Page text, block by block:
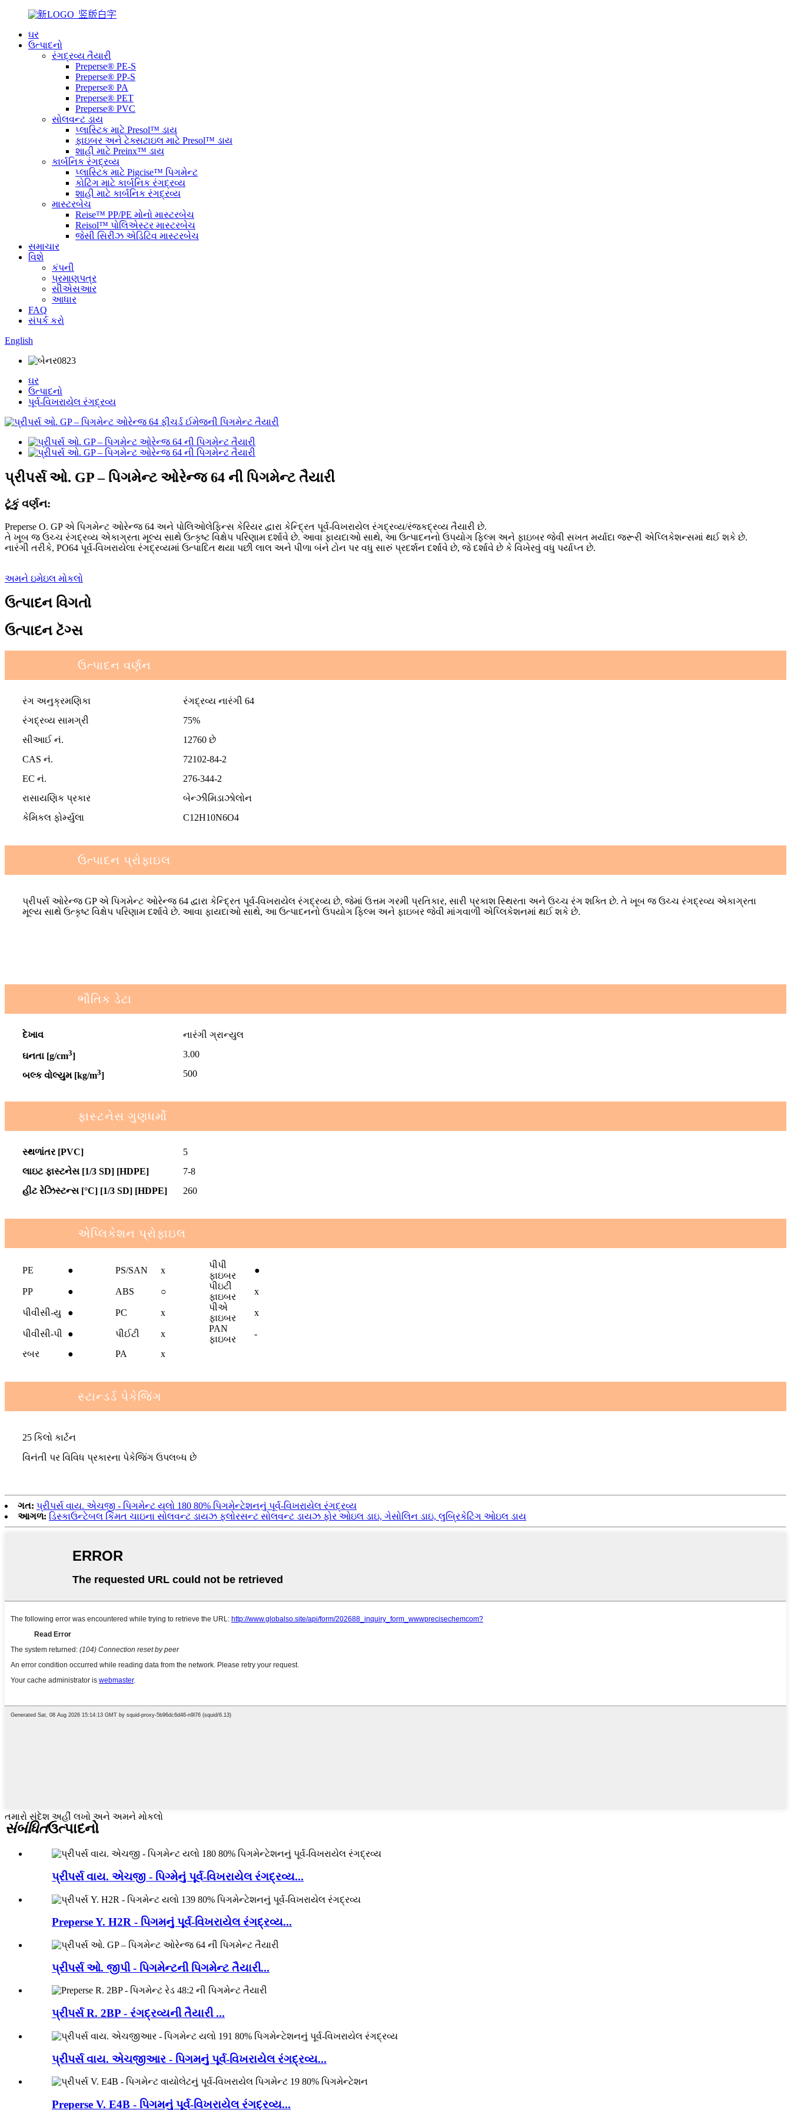
ઘર
ઉત્પાદનો
રંગદ્રવ્ય તૈયારી
Preperse® PE-S
Preperse® PP-S
Preperse® PA
Preperse® PET
Preperse® PVC
સોલવન્ટ ડાય
પ્લાસ્ટિક માટે Presol™ ડાય
ફાઇબર અને ટેક્સટાઇલ માટે Presol™ ડાય
શાહી માટે Preinx™ ડાય
કાર્બનિક રંગદ્રવ્ય
પ્લાસ્ટિક માટે Pigcise™ પિગમેન્ટ
કોટિંગ માટે કાર્બનિક રંગદ્રવ્ય
શાહી માટે કાર્બનિક રંગદ્રવ્ય
માસ્ટરબેચ
Reise™ PP/PE મોનો માસ્ટરબેચ
Reisol™ પોલિએસ્ટર માસ્ટરબેચ
જેસી સિરીઝ એડિટિવ માસ્ટરબેચ
સમાચાર
વિશે
કંપની
પ્રમાણપત્ર
સીએસઆર
આધાર
FAQ
સંપર્ક કરો
English
ઘર
ઉત્પાદનો
પૂર્વ-વિખરાયેલ રંગદ્રવ્ય
પ્રીપર્સ ઓ. GP – પિગમેન્ટ ઓરેન્જ 64 ની પિગમેન્ટ તૈયારી
ટૂંકું વર્ણન:
Preperse O. GP એ પિગમેન્ટ ઓરેન્જ 64 અને પોલિઓલેફિન્સ કેરિયર દ્વારા કેન્દ્રિત પૂર્વ-વિખરાયેલ રંગદ્રવ્ય/રંજકદ્રવ્ય તૈયારી છે.
તે ખૂબ જ ઉચ્ચ રંગદ્રવ્ય એકાગ્રતા મૂલ્ય સાથે ઉત્કૃષ્ટ વિક્ષેપ પરિણામ દર્શાવે છે. આવા ફાયદાઓ સાથે, આ ઉત્પાદનનો ઉપયોગ ફિલ્મ અને ફાઇબર જેવી સખત મર્યાદા જરૂરી એપ્લિકેશન્સમાં થઈ શકે છે.
નારંગી તરીકે, PO64 પૂર્વ-વિખરાયેલા રંગદ્રવ્યમાં ઉત્પાદિત થયા પછી લાલ અને પીળા બંને ટોન પર વધુ સારું પ્રદર્શન દર્શાવે છે, જે દર્શાવે છે કે વિખેરવું વધુ પર્યાપ્ત છે.
અમને ઇમેઇલ મોકલો
ઉત્પાદન વિગતો
ઉત્પાદન ટૅગ્સ
ઉત્પાદન વર્ણન
રંગ અનુક્રમણિકા
રંગદ્રવ્ય નારંગી 64
રંગદ્રવ્ય સામગ્રી
75%
સીઆઈ નં.
12760 છે
CAS નં.
72102-84-2
EC નં.
276-344-2
રાસાયણિક પ્રકાર
બેન્ઝીમિડાઝોલોન
કેમિકલ ફોર્મ્યુલા
C12H10N6O4
ઉત્પાદન પ્રોફાઇલ
પ્રીપર્સ ઓરેન્જ GP એ પિગમેન્ટ ઓરેન્જ 64 દ્વારા કેન્દ્રિત પૂર્વ-વિખરાયેલ રંગદ્રવ્ય છે, જેમાં ઉત્તમ ગરમી પ્રતિકાર, સારી પ્રકાશ સ્થિરતા અને ઉચ્ચ રંગ શક્તિ છે. તે ખૂબ જ ઉચ્ચ રંગદ્રવ્ય એકાગ્રતા
મૂલ્ય સાથે ઉત્કૃષ્ટ વિક્ષેપ પરિણામ દર્શાવે છે. આવા ફાયદાઓ સાથે, આ ઉત્પાદનનો ઉપયોગ ફિલ્મ અને ફાઇબર જેવી માંગવાળી એપ્લિકેશનમાં થઈ શકે છે.
ભૌતિક ડેટા
દેખાવ નારંગી ગ્રાન્યુલ
ઘનતા [g/cm3] 3.00
બલ્ક વોલ્યુમ [kg/m3] 500
ફાસ્ટનેસ ગુણધર્મો
સ્થળાંતર [PVC]
5
લાઇટ ફાસ્ટનેસ [1/3 SD] [HDPE]
7-8
હીટ રેઝિસ્ટન્સ [°C] [1/3 SD] [HDPE]
260
એપ્લિકેશન પ્રોફાઇલ
PE ● PS/SAN x
પીપી
ફાઇબર
●
PP ● ABS ○
પીઇટી
ફાઇબર
x
પીવીસી-યુ ● PC x
પીએ
ફાઇબર
x
પીવીસી-પી ● પીઈટી x
PAN
ફાઇબર
-
રબર
● PA x
સ્ટાન્ડર્ડ પેકેજિંગ
25 કિલો કાર્ટન
વિનંતી પર વિવિધ પ્રકારના પેકેજિંગ ઉપલબ્ધ છે
ગત: પ્રીપર્સ વાય. એચજી - પિગમેન્ટ યલો 180 80% પિગમેન્ટેશનનું પૂર્વ-વિખરાયેલ રંગદ્રવ્ય
આગળ: ડિસ્કાઉન્ટેબલ કિંમત ચાઇના સોલવન્ટ ડાયઝ ફ્લોરસન્ટ સોલવન્ટ ડાયઝ ફોર ઓઇલ ડાઇ, ગેસોલિન ડાઇ, લુબ્રિકેટિંગ ઓઇલ ડાય
તમારો સંદેશ અહીં લખો અને અમને મોકલો
સંબંધિતઉત્પાદનો
પ્રીપર્સ વાય. એચજી - પિગ્મેનું પૂર્વ-વિખરાયેલ રંગદ્રવ્ય...
Preperse Y. H2R - પિગમનું પૂર્વ-વિખરાયેલ રંગદ્રવ્ય...
પ્રીપર્સ ઓ. જીપી - પિગમેન્ટની પિગમેન્ટ તૈયારી...
પ્રીપર્સ R. 2BP - રંગદ્રવ્યની તૈયારી ...
પ્રીપર્સ વાય. એચજીઆર - પિગમનું પૂર્વ-વિખરાયેલ રંગદ્રવ્ય...
Preperse V. E4B - પિગમનું પૂર્વ-વિખરાયેલ રંગદ્રવ્ય...